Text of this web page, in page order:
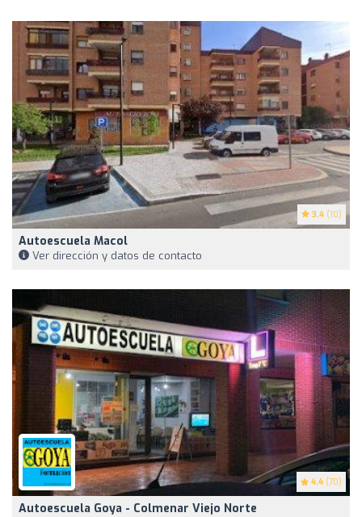
3.4 (10)
Autoescuela Macol
Ver dirección y datos de contacto
4.4 (70)
Autoescuela Goya - Colmenar Viejo Norte